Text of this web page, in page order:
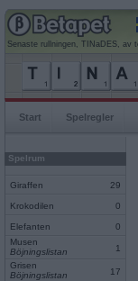
Senaste rullningen, TINaDES, av
Start Spelregler
Spelrum
Giraffen 29
Krokodilen 0
Elefanten
0
Musen
Böjningslistan
1
Grisen
Böjningslistan
17